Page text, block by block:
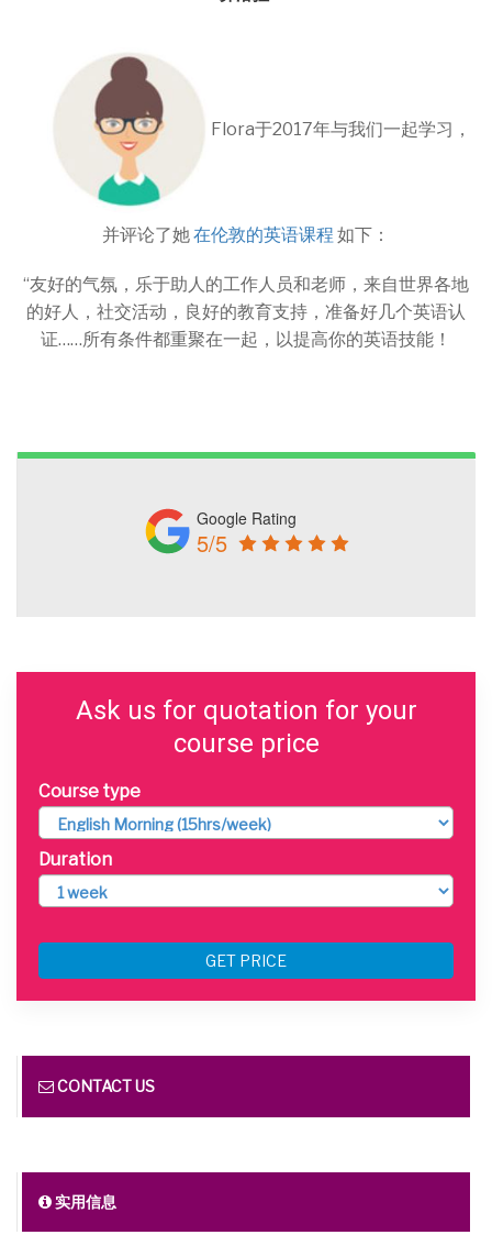
Flora于2017年与我们一起学习，
并评论了她在伦敦的英语课程 如下：
“友好的气氛，乐于助人的工作人员和老师，来自世界各地
的好人，社交活动，良好的教育支持，准备好几个英语认
证……所有条件都重聚在一起，以提高你的英语技能！
Google Rating
5/5
Ask us for quotation for your
course price
Course type
Duration
GET PRICE
CONTACT US
实用信息